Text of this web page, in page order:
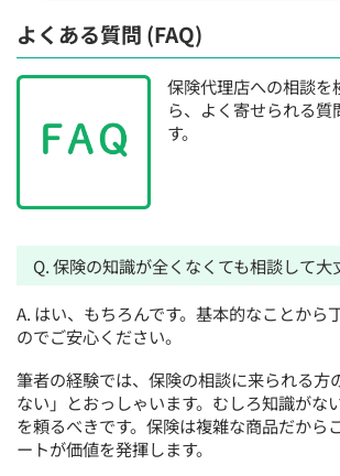
よくある質問 (FAQ)
保険代理店への相談を
ら、よく寄せられる質
す。
Q. 保険の知識が全くなくても相談して大
A. はい、もちろんです。基本的なことから
のでご安心ください。
筆者の経験では、保険の相談に来られる方
ない」とおっしゃいます。むしろ知識がな
を頼るべきです。保険は複雑な商品だから
ートが価値を発揮します。